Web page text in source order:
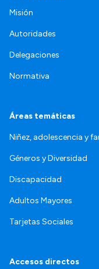
Misión
Autoridades
Delegaciones
Normativa
Áreas temáticas
Niñez, adolescencia y
Géneros y Diversidad
Discapacidad
Adultos Mayores
Tarjetas Sociales
Accesos directos